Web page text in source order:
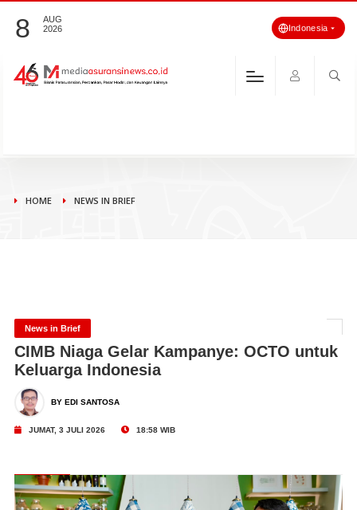
8
AUG
2026
Indonesia
HOME NEWS IN BRIEF
News in Brief
CIMB Niaga Gelar Kampanye: OCTO untuk
Keluarga Indonesia
BY EDI SANTOSA
JUMAT, 3 JULI 2026 18:58 WIB